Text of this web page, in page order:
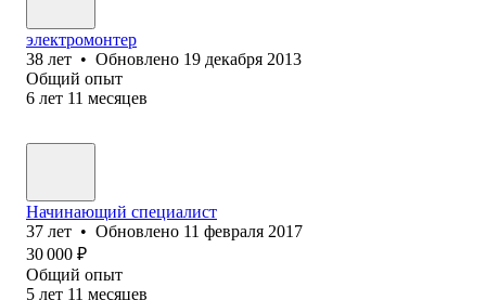
электромонтер
38 лет • Обновлено 19 декабря 2013
Общий опыт
6 лет 11 месяцев
Начинающий специалист
37 лет • Обновлено 11 февраля 2017
30 000 ₽
Общий опыт
5 лет 11 месяцев